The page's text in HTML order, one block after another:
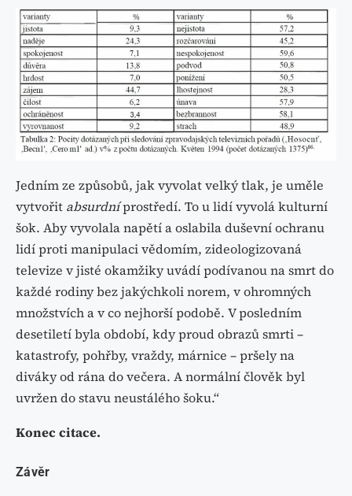
Jedním ze způsobů, jak vyvolat velký tlak, je uměle
vytvořit absurdníprostředí. To u lidí vyvolá kulturní
šok. Aby vyvolala napětí a oslabila duševní ochranu
lidí proti manipulaci vědomím, zideologizovaná
televize v jisté okamžiky uvádí podívanou na smrt do
každé rodiny bez jakýchkoli norem, v ohromných
množstvích a v co nejhorší podobě. V posledním
desetiletí byla období, kdy proud obrazů smrti –
katastrofy, pohřby, vraždy, márnice – pršely na
diváky od rána do večera. A normální člověk byl
uvržen do stavu neustálého šoku.“
Konec citace.
Závěr